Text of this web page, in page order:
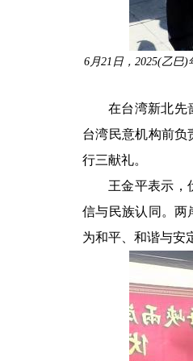
6月21日，2025(乙巳
在台湾新北先
台湾民意机构前负
行三献礼。
王金平表示，
信与民族认同。两
为和平、和谐与安